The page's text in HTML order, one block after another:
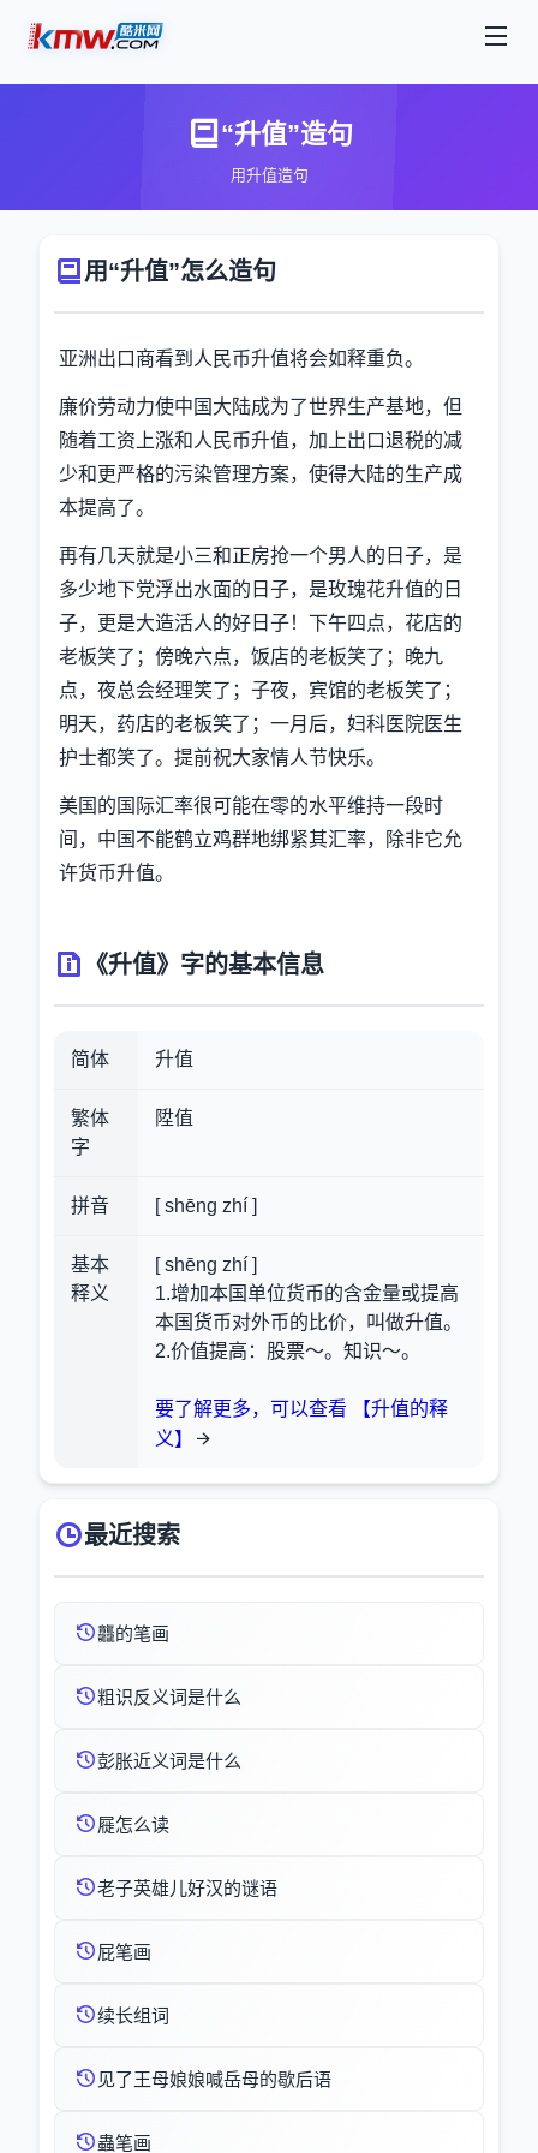
“升值”造句
用升值造句
用“升值”怎么造句
亚洲出口商看到人民币升值将会如释重负。
廉价劳动力使中国大陆成为了世界生产基地，但
随着工资上涨和人民币升值，加上出口退税的减
少和更严格的污染管理方案，使得大陆的生产成
本提高了。
再有几天就是小三和正房抢一个男人的日子，是
多少地下党浮出水面的日子，是玫瑰花升值的日
子，更是大造活人的好日子！下午四点，花店的
老板笑了；傍晚六点，饭店的老板笑了；晚九
点，夜总会经理笑了；子夜，宾馆的老板笑了；
明天，药店的老板笑了；一月后，妇科医院医生
护士都笑了。提前祝大家情人节快乐。
美国的国际汇率很可能在零的水平维持一段时
间，中国不能鹤立鸡群地绑紧其汇率，除非它允
许货币升值。
《升值》字的基本信息
简体 升值
繁体
字
陞值
拼音 [ shēng zhí ]
基本
释义
[ shēng zhí ]
1.增加本国单位货币的含金量或提高
本国货币对外币的比价，叫做升值。
2.价值提高：股票～。知识～。
要了解更多，可以查看 【升值的释
义】
最近搜索
龘的笔画
粗识反义词是什么
彭胀近义词是什么
屣怎么读
老子英雄儿好汉的谜语
屁笔画
续长组词
见了王母娘娘喊岳母的歇后语
蟲笔画